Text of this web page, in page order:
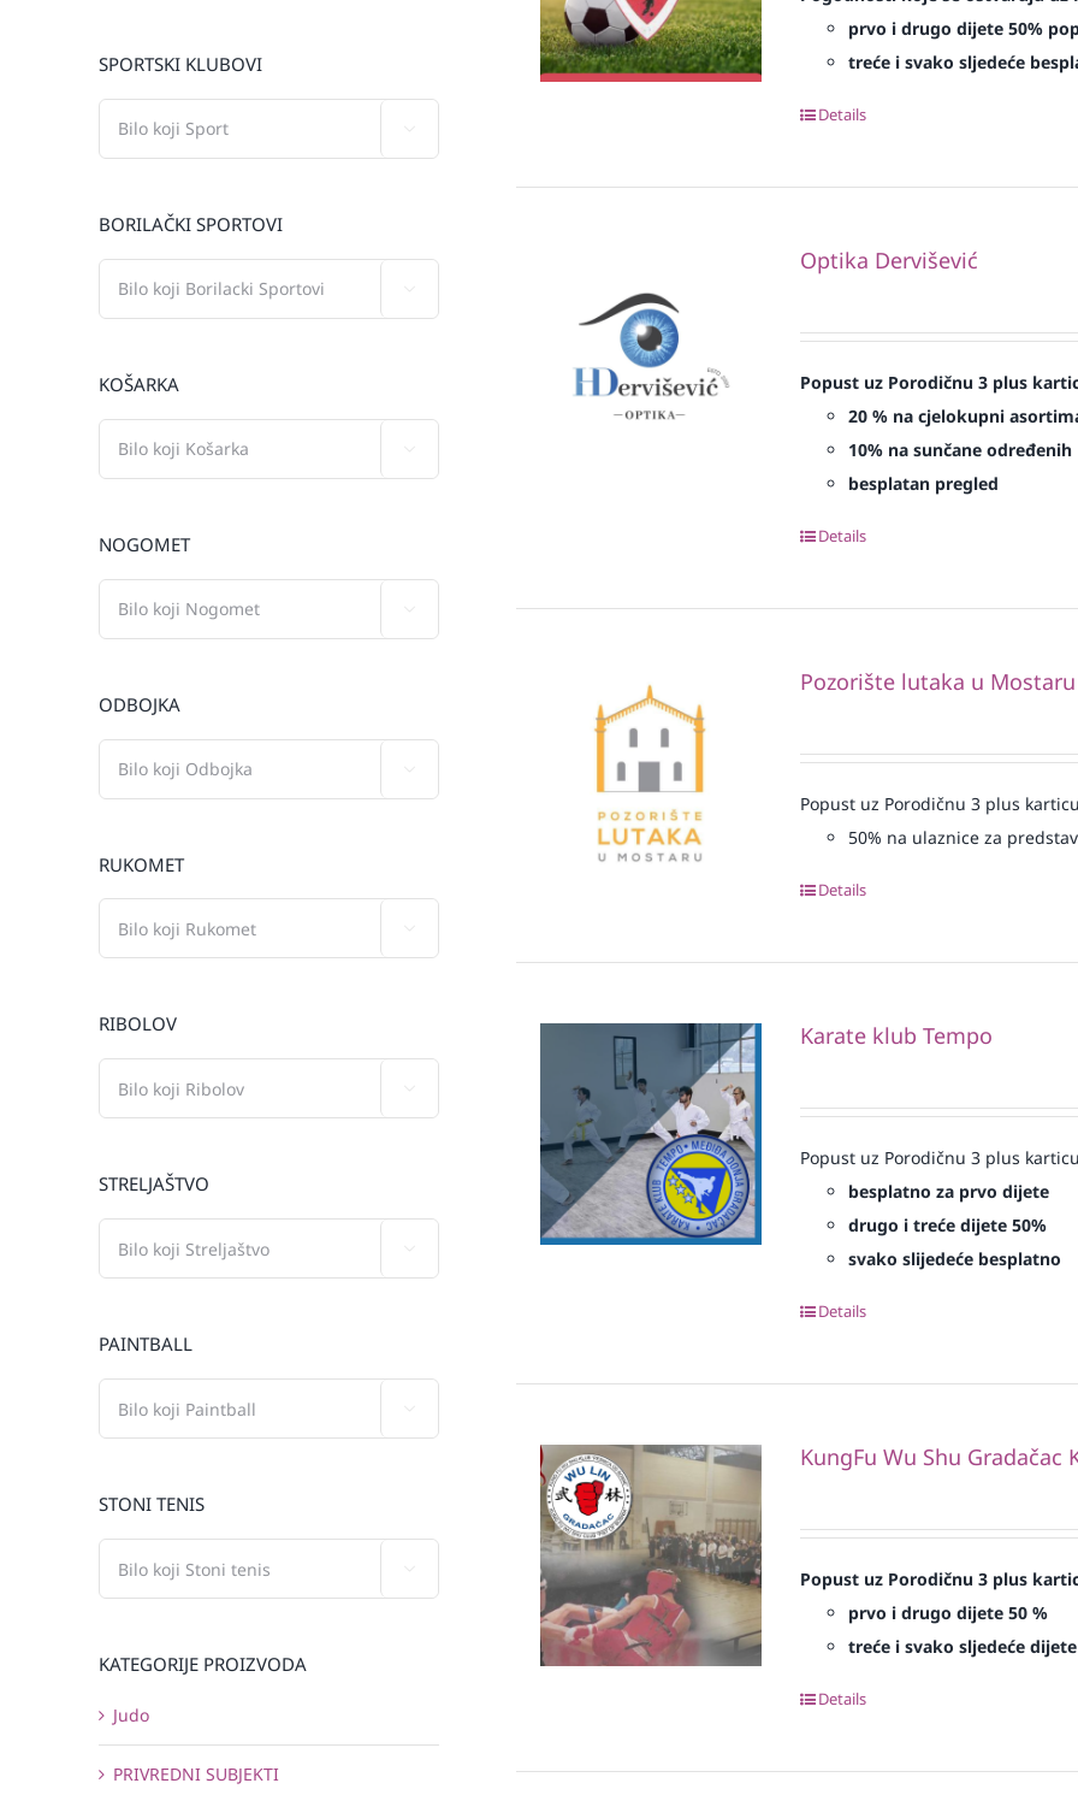
prvo i drugo dijete 50%
treće i svako sljedeće
Details
Optika Dervišević
Popust uz Porodičnu 3 plus
20 % na cjelokupni
10% na sunčane određenih
besplatan pregled
Details
Pozorište lutaka u Mostaru
Popust uz Porodičnu 3 plus
50% na ulaznice za
Details
Karate klub Tempo
Popust uz Porodičnu 3 plus
besplatno za prvo dijete
drugo i treće dijete 50%
svako slijedeće besplatno
Details
KungFu Wu Shu Gradačac
Popust uz Porodičnu 3 plus
prvo i drugo dijete 50 %
treće i svako sljedeće
Details
SPORTSKI KLUBOVI
BORILAČKI SPORTOVI
KOŠARKA
NOGOMET
ODBOJKA
RUKOMET
RIBOLOV
STRELJAŠTVO
PAINTBALL
STONI TENIS
KATEGORIJE PROIZVODA
Judo
PRIVREDNI SUBJEKTI